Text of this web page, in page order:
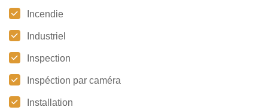
Incendie
Industriel
Inspection
Inspéction par caméra
Installation